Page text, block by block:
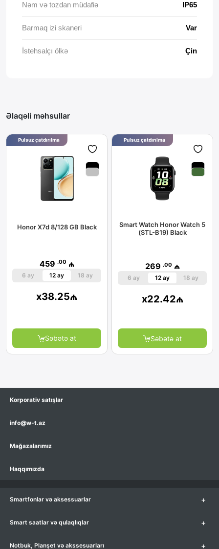
Nəm və tozdan müdafiə IP65
Barmaq izi skaneri Var
İstehsalçı ölkə Çin
Əlaqəli məhsullar
Honor X7d 8/128 GB Black
459 .00 ₼
6 ay 12 ay 18 ay
x38.25₼
Səbətə at
Pulsuz çatdırılma
Smart Watch Honor Watch 5
(STL-B19) Black
269 .00 ₼
6 ay 12 ay 18 ay
x22.42₼
Səbətə at
Pulsuz çatdırılma
Korporativ satışlar
info@w-t.az
Mağazalarımız
Haqqımızda
Smartfonlar və aksessuarlar +
Smart saatlar və qulaqlıqlar +
Notbuk, Planşet və akssesuarları +